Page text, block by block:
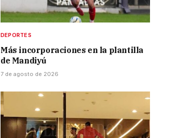
DEPORTES
Más incorporaciones en la plantilla
de Mandiyú
7 de agosto de 2026